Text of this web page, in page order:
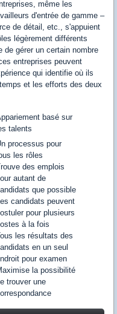
même les
d'entrée de gamme –
de détail, etc., s'appuient
légèrement différents
de gérer un certain nombre
entreprises peuvent
qui identifie où ils
et les efforts des deux
basé sur
talents
processus pour
les rôles
des emplois
autant de
que possible
candidats peuvent
pour plusieurs
à la fois
les résultats des
en un seul
pour examen
la possibilité
trouver une